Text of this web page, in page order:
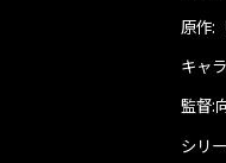
原作:
キャ
監督:
シリ